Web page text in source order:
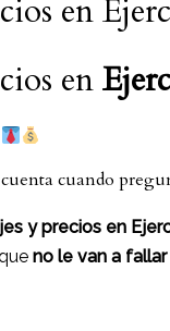
en
en
cuando
y precios en
no le van a